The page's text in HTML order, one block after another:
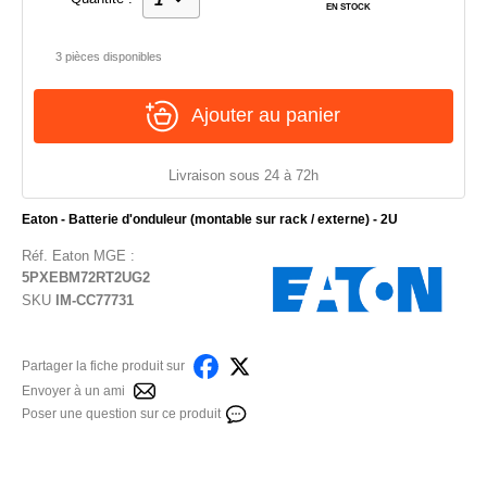
Eaton - Batterie d'onduleur (montable sur rack / externe) - 2U
Réf. Eaton MGE :
5PXEBM72RT2UG2
SKU
IM-CC77731
Partager la fiche produit sur
Envoyer à un ami
Poser une question sur ce produit
EN STOCK
3 pièces disponibles
Ajouter au panier
Livraison sous 24 à 72h